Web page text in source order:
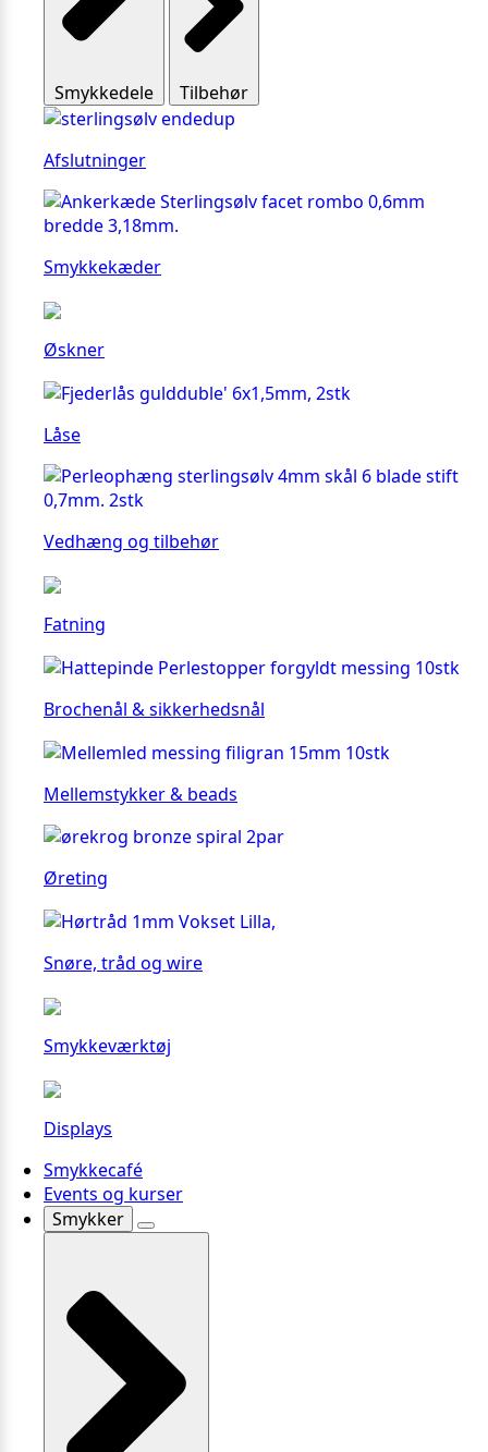
Smykkedele Tilbehør
Afslutninger
Smykkekæder
Øskner
Låse
Vedhæng og tilbehør
Fatning
Brochenål & sikkerhedsnål
Mellemstykker & beads
Øreting
Snøre, tråd og wire
Smykkeværktøj
Displays
Smykkecafé
Events og kurser
Smykker